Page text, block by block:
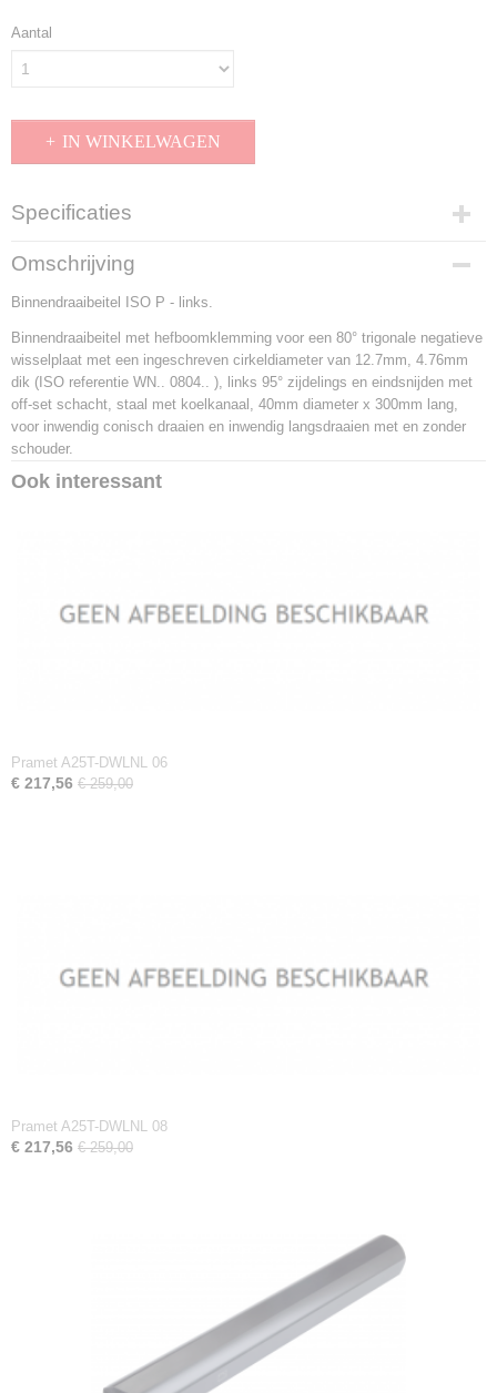
Aantal
IN WINKELWAGEN
Specificaties
Productcode
A40T-PWLNL 08
EAN code
Productcode leverancier
A40T-PWLNL 08
Netto gewicht
2,90 Kg
Omschrijving
Binnendraaibeitel ISO P - links.
Binnendraaibeitel met hefboomklemming voor een 80° trigonale negatieve
wisselplaat met een ingeschreven cirkeldiameter van 12.7mm, 4.76mm
dik (ISO referentie WN.. 0804.. ), links 95° zijdelings en eindsnijden met
off-set schacht, staal met koelkanaal, 40mm diameter x 300mm lang,
voor inwendig conisch draaien en inwendig langsdraaien met en zonder
schouder.
Ook interessant
Pramet A25T-DWLNL 06
€ 217,56 € 259,00
Pramet A25T-DWLNL 08
€ 217,56 € 259,00